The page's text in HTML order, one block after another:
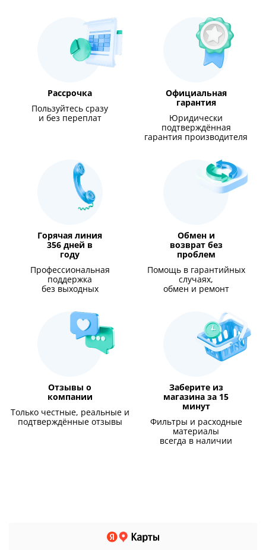
Рассрочка
Пользуйтесь сразу
и без переплат
Официальная
гарантия
Юридически
подтверждённая
гарантия производителя
Горячая линия
356 дней в
году
Профессиональная
поддержка
без выходных
Обмен и
возврат без
проблем
Помощь в гарантийных
случаях,
обмен и ремонт
Отзывы о
компании
Только честные, реальные и
подтверждённые отзывы
Заберите из
магазина за 15
минут
Фильтры и расходные
материалы
всегда в наличии